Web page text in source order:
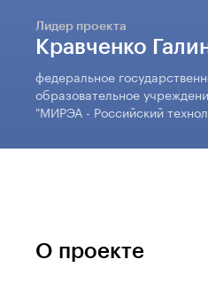
Лидер проекта
Кравченко
федеральное
образовательное
"МИРЭА - Российский
О проекте